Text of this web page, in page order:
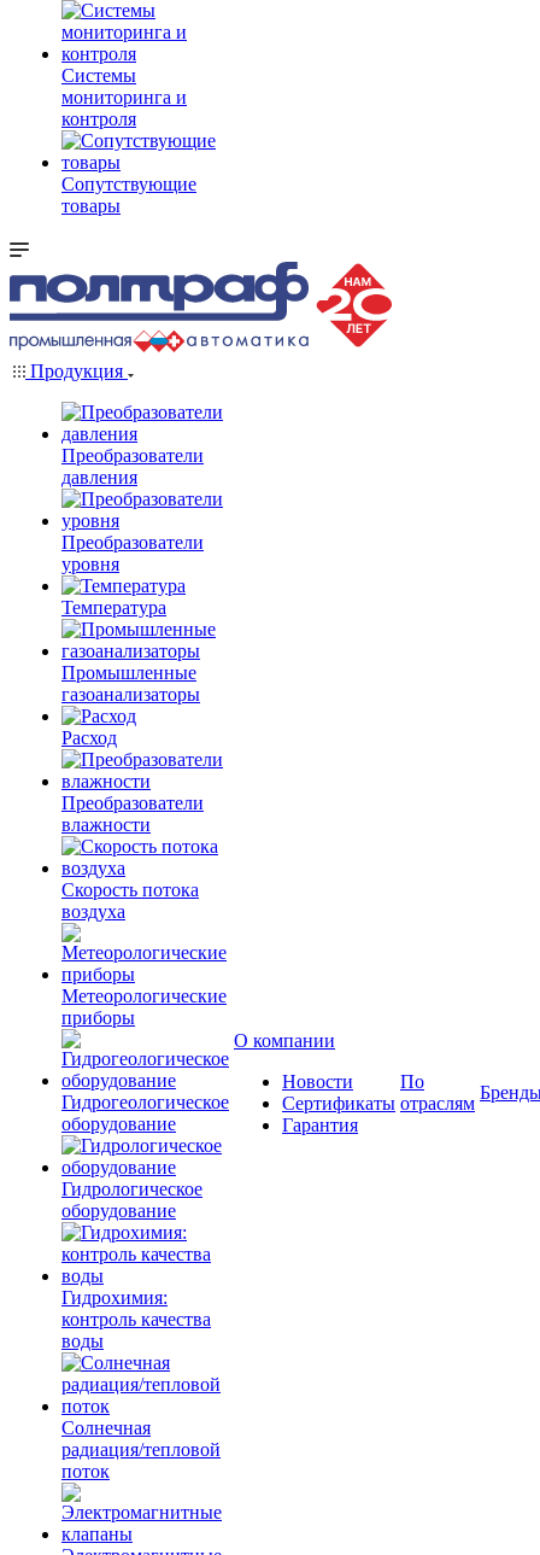
Системы
мониторинга и
контроля
Сопутствующие
товары
Продукция
Преобразователи
давления
Преобразователи
уровня
Температура
Промышленные
газоанализаторы
Расход
Преобразователи
влажности
Скорость потока
воздуха
Метеорологические
приборы
Гидрогеологическое
оборудование
Гидрологическое
оборудование
Гидрохимия:
контроль качества
воды
Солнечная
радиация/тепловой
поток
О компании
Новости
Сертификаты
Гарантия
По
отраслям